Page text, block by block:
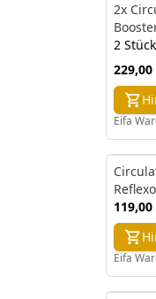
2x
2
229,00
Eifa
119,00
Eifa